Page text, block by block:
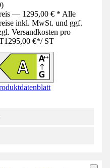
)
— 1295,00 € * Alle
inkl. MwSt. und ggf.
Versandkosten pro
1295,00 €*/ ST